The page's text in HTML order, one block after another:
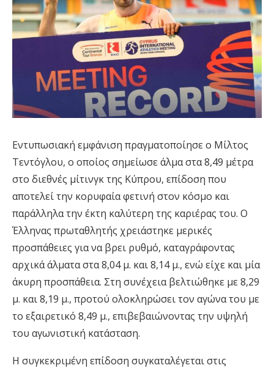
Εντυπωσιακή εμφάνιση πραγματοποίησε ο Μίλτος
Τεντόγλου, ο οποίος σημείωσε άλμα στα 8,49 μέτρα
στο διεθνές μίτινγκ της Κύπρου, επίδοση που
αποτελεί την κορυφαία φετινή στον κόσμο και
παράλληλα την έκτη καλύτερη της καριέρας του. Ο
Έλληνας πρωταθλητής χρειάστηκε μερικές
προσπάθειες για να βρει ρυθμό, καταγράφοντας
αρχικά άλματα στα 8,04 μ. και 8,14 μ., ενώ είχε και μία
άκυρη προσπάθεια. Στη συνέχεια βελτιώθηκε με 8,29
μ. και 8,19 μ., προτού ολοκληρώσει τον αγώνα του με
το εξαιρετικό 8,49 μ., επιβεβαιώνοντας την υψηλή
του αγωνιστική κατάσταση.
Η συγκεκριμένη επίδοση συγκαταλέγεται στις